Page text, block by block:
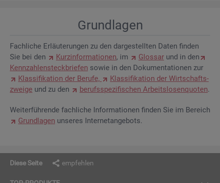
Grund­la­gen
Fach­li­che Er­läu­te­run­gen zu den dar­ge­stell­ten Daten fin­den
Sie bei den
Kurz­in­for­ma­tio­nen, im Glos­sar und in den
Kenn­zah­len­steck­brie­fen sowie in den Do­ku­men­ta­tio­nen zur
Klas­si­fi­ka­ti­on der Be­ru­fe,
Klas­si­fi­ka­ti­on der Wirt­schafts­
zwei­ge und zu den be­rufs­spe­zi­fi­schen Ar­beits­lo­sen­quo­ten.
Wei­ter­füh­ren­de fach­li­che In­for­ma­tio­nen fin­den Sie im Be­reich
Grund­la­gen un­se­res In­ter­net­an­ge­bots.
Diese Seite empfehlen